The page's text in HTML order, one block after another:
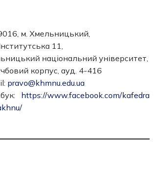
м. Хмельницький,
11,
національний університет,
корпус, ауд. 4-416
pravo@khmnu.edu.ua
https://www.facebook.com/kafedra